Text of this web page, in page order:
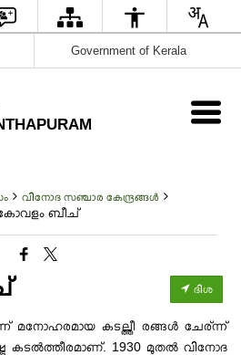
Government of Kerala
വിനോദ സഞ്ചാര കേന്ദ്രങ്ങൾ
ബീച്
ദിശ
മനോഹരമായ കടല്ത്തീ രങ്ങള്‍ ചേര്ന്ന്
കടൽത്തീരമാണ്. 1930 മുതൽ വിനോദ